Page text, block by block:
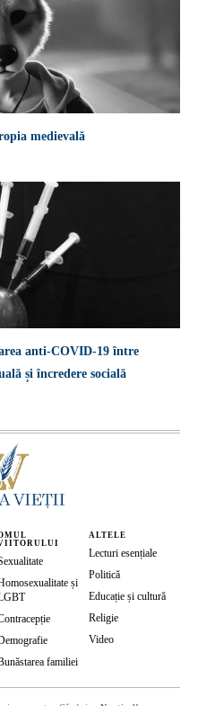
medievală
anti-COVID-19 între
și încredere socială
și
familiei
ALTELE
Lecturi esențiale
Politică
Educație și cultură
Religie
Video